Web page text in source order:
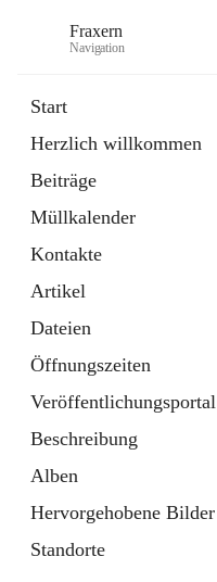
Fraxern
Navigation
Start
Herzlich willkommen
Beiträge
Müllkalender
Kontakte
Artikel
Dateien
Öffnungszeiten
Veröffentlichungsportal
Beschreibung
Alben
Hervorgehobene Bilder
Standorte
Ordner
in
Tab
Formulare
Artikel
öffnet
in
neuem
Tab